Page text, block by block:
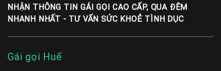
Định
DẪN
CHECKER
HUẾ
NHẬN THÔNG TIN GÁI GỌI CAO CẤP, QUA ĐÊM
NHANH NHẤT - TƯ VẤN SỨC KHOẺ TÌNH DỤC
Gái gọi Huế